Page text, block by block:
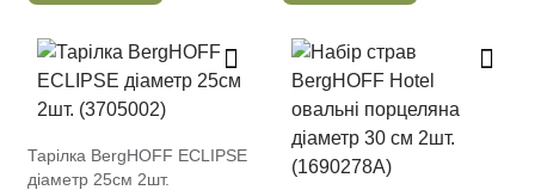
Тарілка BergHOFF ECLIPSE
діаметр 25см 2шт.